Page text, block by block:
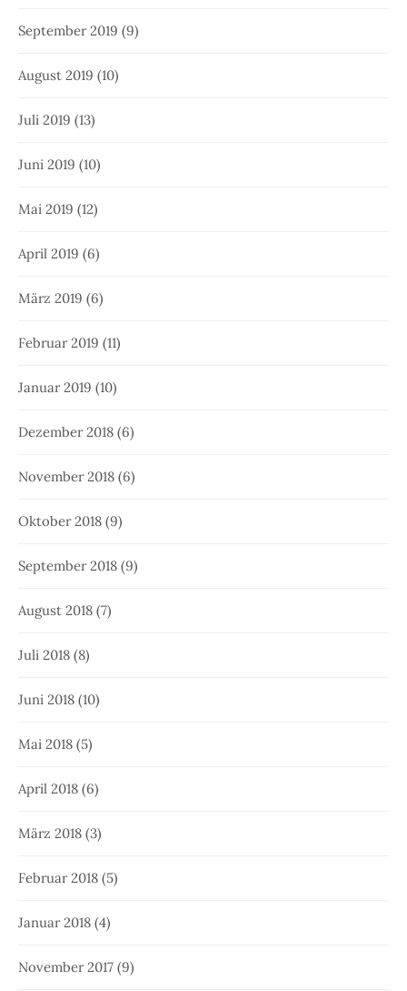
September 2019 (9)
August 2019 (10)
Juli 2019 (13)
Juni 2019 (10)
Mai 2019 (12)
April 2019 (6)
März 2019 (6)
Februar 2019 (11)
Januar 2019 (10)
Dezember 2018 (6)
November 2018 (6)
Oktober 2018 (9)
September 2018 (9)
August 2018 (7)
Juli 2018 (8)
Juni 2018 (10)
Mai 2018 (5)
April 2018 (6)
März 2018 (3)
Februar 2018 (5)
Januar 2018 (4)
November 2017 (9)